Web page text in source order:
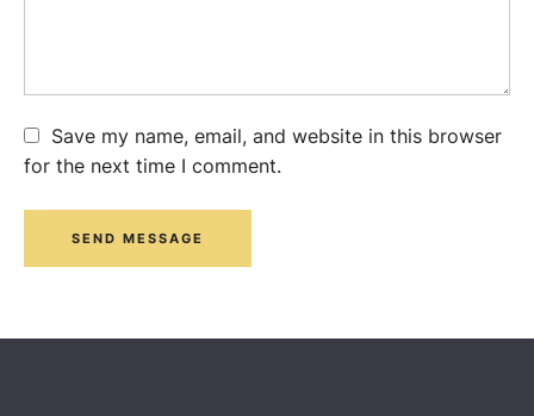
Save my name, email, and website in this browser
for the next time I comment.
SEND MESSAGE